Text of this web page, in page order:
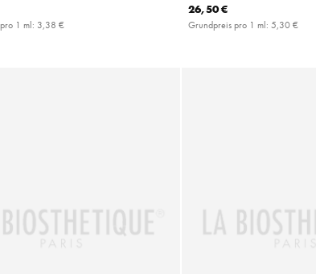
1 ml: 3,38 €
26,50 €
Grundpreis pro 1 ml:5,30 €